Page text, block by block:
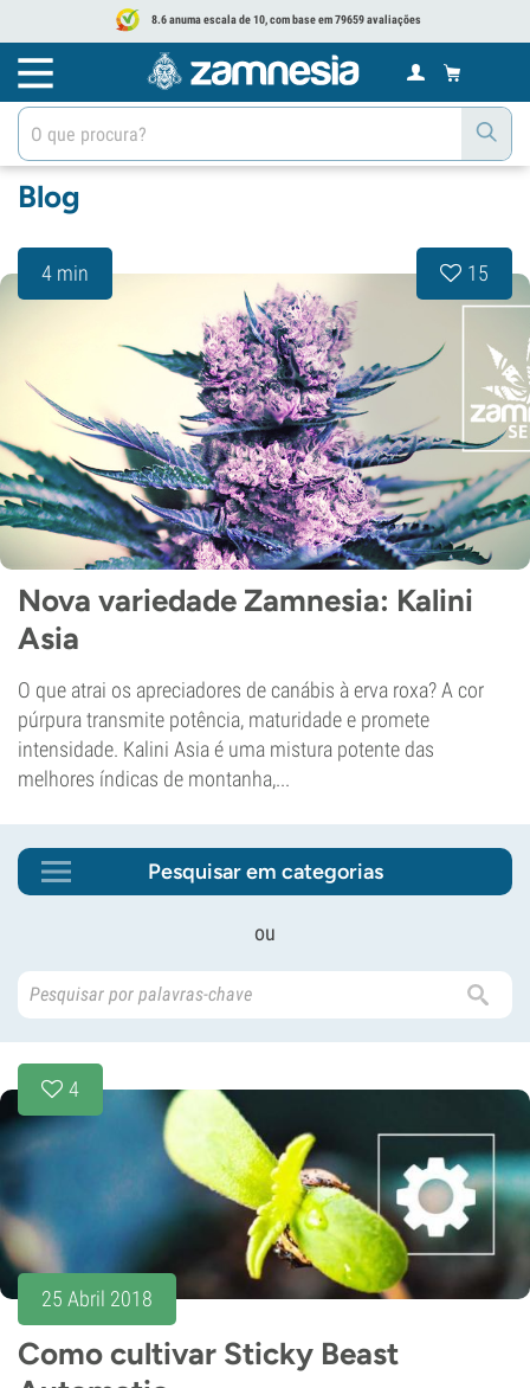
8.6 anuma escala de 10, com base em 79659 avaliações
Blog
4 min 15
Nova variedade Zamnesia: Kalini
Asia
O que atrai os apreciadores de canábis à erva roxa? A cor
púrpura transmite potência, maturidade e promete
intensidade. Kalini Asia é uma mistura potente das
melhores índicas de montanha,...
Pesquisar em categorias
ou
4
25 Abril 2018
Como cultivar Sticky Beast